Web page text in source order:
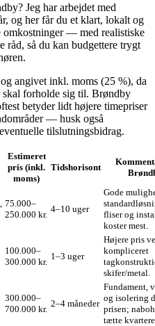
Jeg har arbejdet med
og her får du et klart, lokalt og
— med realistiske
råd, så du kan budgettere trygt
angivet inkl. moms (25 %), da
skal forholde sig til. Brøndby
betyder lidt højere timepriser
— husk også
tilslutningsbidrag.
Estimeret
pris (inkl.
moms)
Tidshorisont
75.000–
250.000 kr.
4–10 uger
Gode
fliser og
koster mest.
100.000–
300.000 kr.
1–3 uger
Højere pris
kompliceret
skifer/metal.
300.000–
700.000 kr.
2–4 måneder
Fundament,
og isolering
prisen;
tætte